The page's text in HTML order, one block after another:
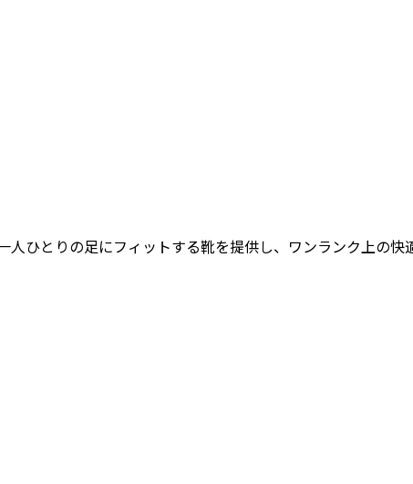
ひとりの足にフィットする靴を提供し、ワンランク上の快